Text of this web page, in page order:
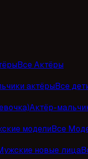
Все Актёры
актёрыВсе
Актёр-
моделиВсе
новые лица